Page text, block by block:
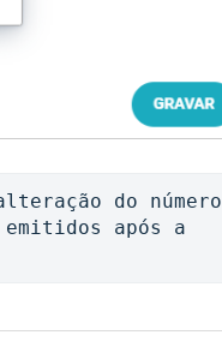
do número
após a